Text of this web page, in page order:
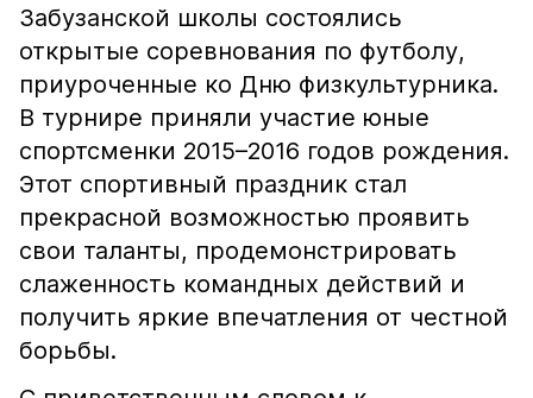
Забузанской школы состоялись
открытые соревнования по футболу,
приуроченные ко Дню физкультурника.
В турнире приняли участие юные
спортсменки 2015–2016 годов рождения.
Этот спортивный праздник стал
прекрасной возможностью проявить
свои таланты, продемонстрировать
слаженность командных действий и
получить яркие впечатления от честной
борьбы.